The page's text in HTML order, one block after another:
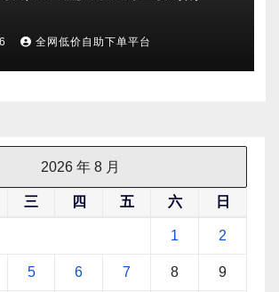
全网低价自助下单平台
2026 年 8 月
三 四 五 六 日
1 2
5 6 7 8 9